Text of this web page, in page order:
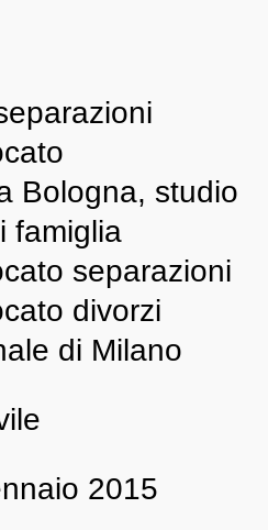
Bologna, studio
famiglia
separazioni
divorzi
di Milano
2015